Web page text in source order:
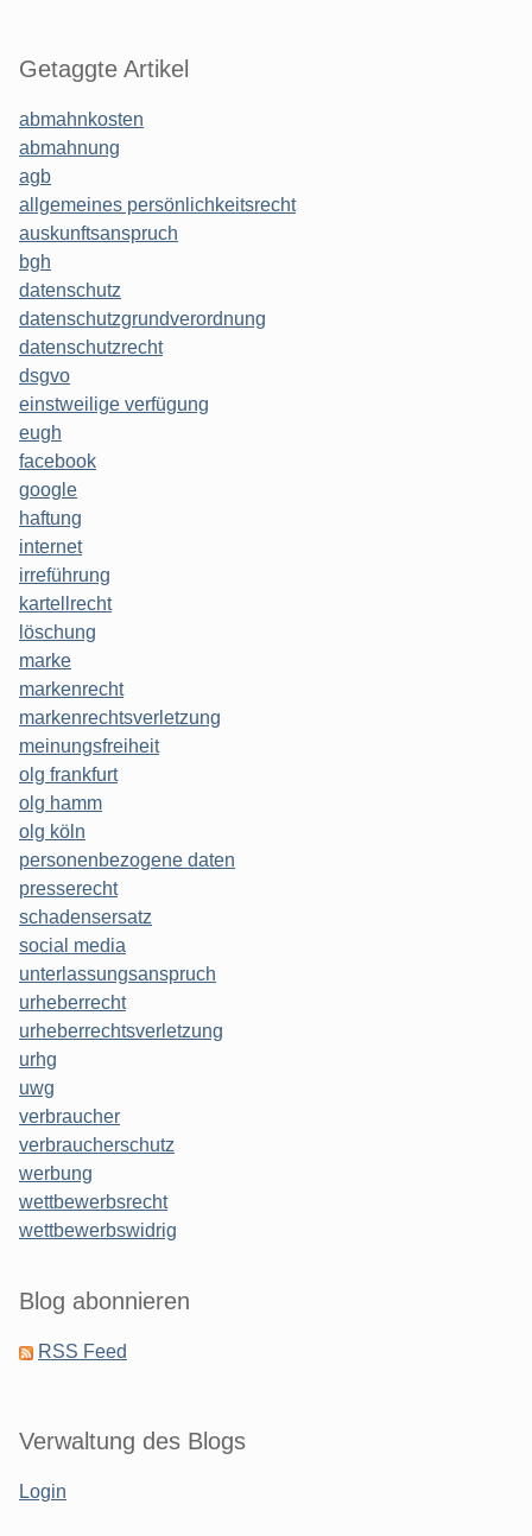
Getaggte Artikel
abmahnkosten
abmahnung
agb
allgemeines persönlichkeitsrecht
auskunftsanspruch
bgh
datenschutz
datenschutzgrundverordnung
datenschutzrecht
dsgvo
einstweilige verfügung
eugh
facebook
google
haftung
internet
irreführung
kartellrecht
löschung
marke
markenrecht
markenrechtsverletzung
meinungsfreiheit
olg frankfurt
olg hamm
olg köln
personenbezogene daten
presserecht
schadensersatz
social media
unterlassungsanspruch
urheberrecht
urheberrechtsverletzung
urhg
uwg
verbraucher
verbraucherschutz
werbung
wettbewerbsrecht
wettbewerbswidrig
Blog abonnieren
RSS Feed
Verwaltung des Blogs
Login